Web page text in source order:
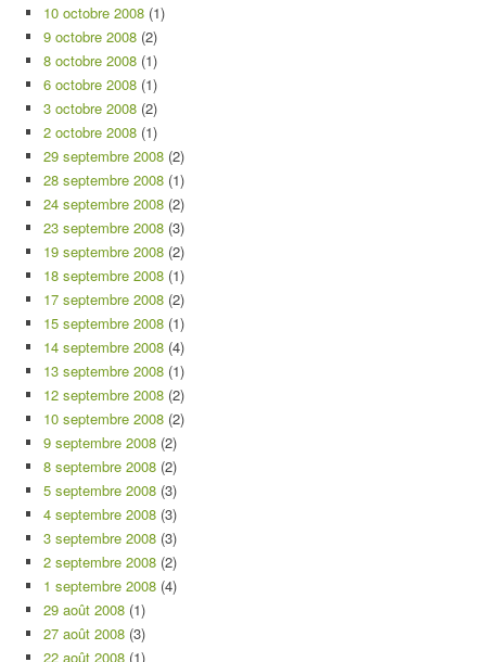
10 octobre 2008 (1)
9 octobre 2008 (2)
8 octobre 2008 (1)
6 octobre 2008 (1)
3 octobre 2008 (2)
2 octobre 2008 (1)
29 septembre 2008 (2)
28 septembre 2008 (1)
24 septembre 2008 (2)
23 septembre 2008 (3)
19 septembre 2008 (2)
18 septembre 2008 (1)
17 septembre 2008 (2)
15 septembre 2008 (1)
14 septembre 2008 (4)
13 septembre 2008 (1)
12 septembre 2008 (2)
10 septembre 2008 (2)
9 septembre 2008 (2)
8 septembre 2008 (2)
5 septembre 2008 (3)
4 septembre 2008 (3)
3 septembre 2008 (3)
2 septembre 2008 (2)
1 septembre 2008 (4)
29 août 2008 (1)
27 août 2008 (3)
22 août 2008 (1)